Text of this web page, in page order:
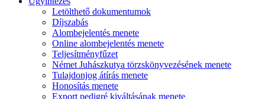
Letölthető dokumentumok
Díjszabás
Alombejelentés menete
Online alombejelentés menete
Teljesítményfűzet
Német Juhászkutya törzskönyvezésének menete
Tulajdonjog átírás menete
Honosítás menete
Export pedigré kiváltásának menete